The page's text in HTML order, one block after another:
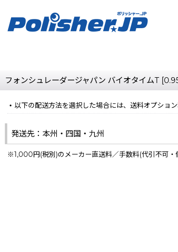
フォンシュレーダージャパン バイオタイムT
以下の配送方法を選択した場合には、送料オプション
発送先：本州・四国・九州
※1,000円(税別)のメーカー直送料／手数料(代引不可・